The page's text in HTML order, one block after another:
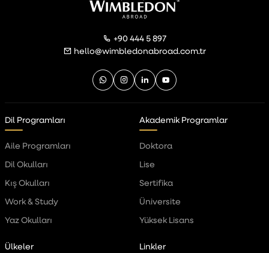
+90 444 5 897
hello@wimbledonabroad.com.tr
Dil Programları
Aile Programları
Dil Okulları
Kış Okulları
Work & Study
Yaz Okulları
Akademik Programlar
Doktora
Lise
Sertifika
Üniversite
Yüksek Lisans
Ülkeler Linkler